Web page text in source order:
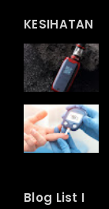
KESIHATAN
Blog List I